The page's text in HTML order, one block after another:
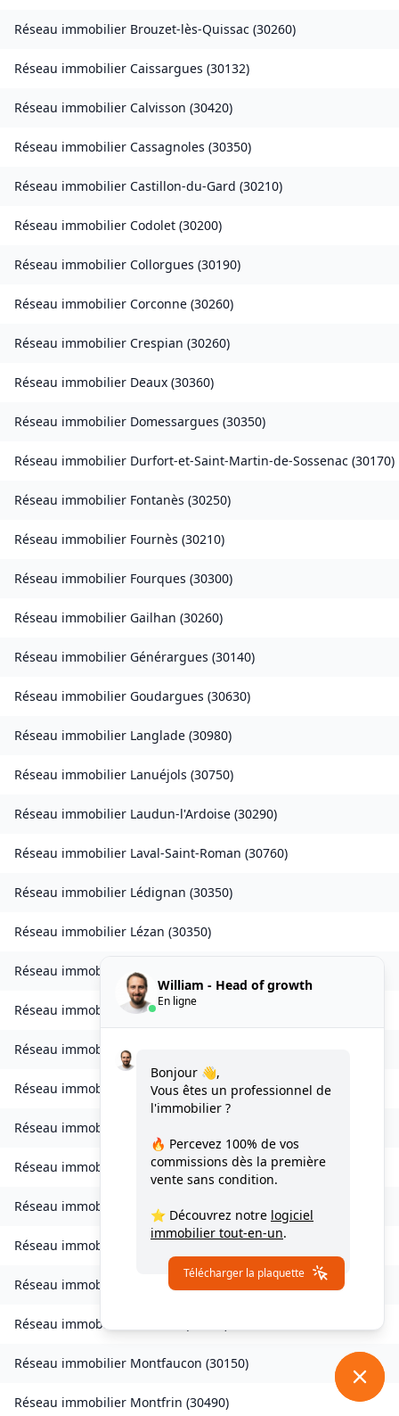
Réseau immobilier Brouzet-lès-Quissac (30260)
Réseau immobilier Caissargues (30132)
Réseau immobilier Calvisson (30420)
Réseau immobilier Cassagnoles (30350)
Réseau immobilier Castillon-du-Gard (30210)
Réseau immobilier Codolet (30200)
Réseau immobilier Collorgues (30190)
Réseau immobilier Corconne (30260)
Réseau immobilier Crespian (30260)
Réseau immobilier Deaux (30360)
Réseau immobilier Domessargues (30350)
Réseau immobilier Durfort-et-Saint-Martin-de-Sossenac (30170)
Réseau immobilier Fontanès (30250)
Réseau immobilier Fournès (30210)
Réseau immobilier Fourques (30300)
Réseau immobilier Gailhan (30260)
Réseau immobilier Générargues (30140)
Réseau immobilier Goudargues (30630)
Réseau immobilier Langlade (30980)
Réseau immobilier Lanuéjols (30750)
Réseau immobilier Laudun-l'Ardoise (30290)
Réseau immobilier Laval-Saint-Roman (30760)
Réseau immobilier Lédignan (30350)
Réseau immobilier Lézan (30350)
Réseau immobilierLirac
Réseau immobilier Logrian-Florian
Réseau immobilierLes Mages
Réseau immobilier Malons-et-Elze(30450)
Réseau immobilier
Réseau immobilier Méjannes-le-Clap(30430)
Réseau immobilier Meyrannes
Réseau immobilier
Réseau immobilier (30340
Réseau immobilier
Réseau immobilier Montfaucon (30150)
Réseau immobilier Montfrin (30490)
William - Head of growth
En ligne
Bonjour 👋,
Vous êtes un professionnel de
l'immobilier ?
🔥 Percevez 100% de vos
commissions dès la première
vente sans condition.
⭐ Découvrez notre logiciel
immobilier tout-en-un.
Télécharger la plaquette